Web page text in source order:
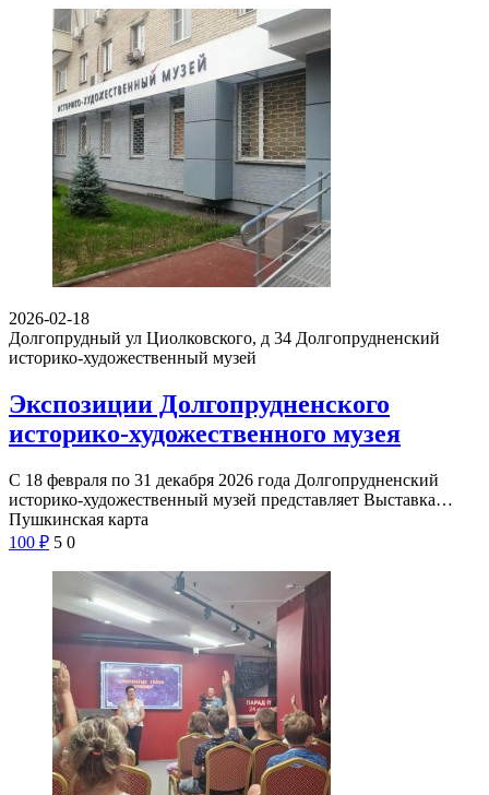
2026-02-18
Долгопрудный ул Циолковского, д 34 Долгопрудненский
историко-художественный музей
Экспозиции Долгопрудненского
историко-художественного музея
С 18 февраля по 31 декабря 2026 года Долгопрудненский
историко-художественный музей представляет Выставка…
Пушкинская карта
100 ₽ 5 0